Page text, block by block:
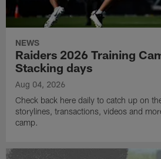
NEWS
Raiders 2026 Training
Stacking days
Aug 04, 2026
Check back here daily to catch up on
storylines, transactions, videos and
camp.